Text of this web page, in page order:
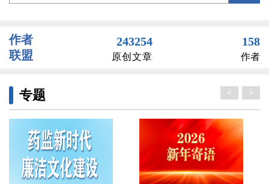
作者
联盟
243254
原创文章
158
作者
专题 >
<